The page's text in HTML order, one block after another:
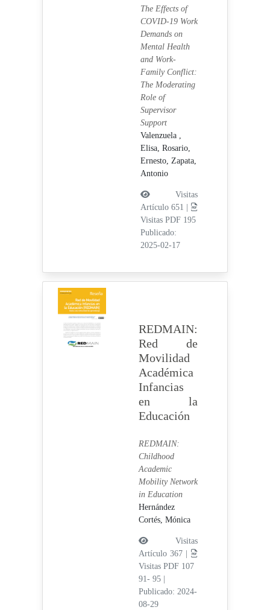
The Effects of
COVID-19 Work
Demands on
Mental Health
and Work-
Family Conflict:
The Moderating
Role of
Supervisor
Support
Valenzuela ,
Elisa, Rosario,
Ernesto, Zapata,
Antonio
Visitas
Artículo 651 |
Visitas PDF 195
Publicado:
2025-02-17
REDMAIN:
Red de
Movilidad
Académica
Infancias
en la
Educación
REDMAIN:
Childhood
Academic
Mobility Network
in Education
Hernández
Cortés, Mónica
Visitas
Artículo 367 |
Visitas PDF 107
91- 95
Publicado: 2024-
08-29